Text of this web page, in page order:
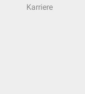
Karriere